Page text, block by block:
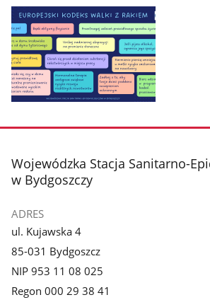
zdjęcie
galerii.
stopka
Wojewódzka Stacja Sanitarno-
w Bydgoszczy
ADRES
ul. Kujawska 4
85-031 Bydgoszcz
NIP 953 11 08 025
Regon 000 29 38 41